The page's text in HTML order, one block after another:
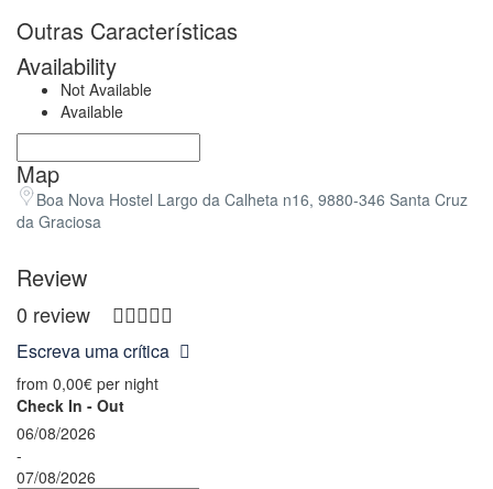
Outras Características
Availability
Not Available
Available
Map
Boa Nova Hostel Largo da Calheta n16, 9880-346 Santa Cruz
da Graciosa
Review
0 review
Escreva uma crítica
from 0,00€ per night
Check In - Out
06/08/2026
-
07/08/2026